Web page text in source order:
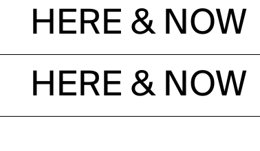
HERE & NOW
HERE & NOW